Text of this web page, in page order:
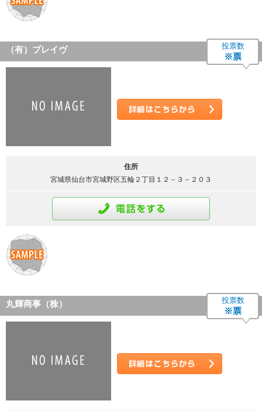
（有）ブレイヴ 投票数
※票
住所
宮城県仙台市宮城野区五輪２丁目１２－３－２０３
丸輝商事（株） 投票数
※票